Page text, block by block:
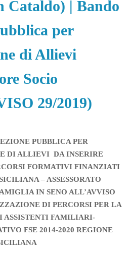
Cataldo) | Bando
per
di Allievi
Socio
29/2019)
PUBBLICA PER
DI ALLIEVI DA INSERIRE
FORMATIVI FINANZIATI
– ASSESSORATO
IN SENO ALL’AVVISO
DI PERCORSI PER LA
ASSISTENTI FAMILIARI-
FSE 2014-2020 REGIONE